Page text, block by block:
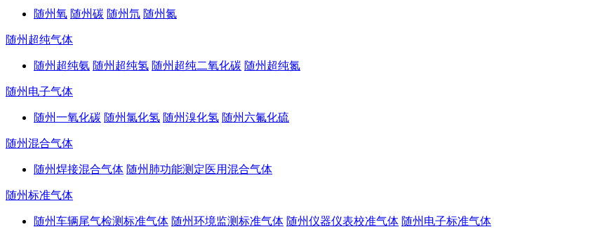
随州氧 随州碳 随州氘 随州氮
随州超纯气体
随州超纯氨 随州超纯氢 随州超纯二氧化碳 随州超纯氮
随州电子气体
随州一氧化碳 随州氯化氢 随州溴化氢 随州六氟化硫
随州混合气体
随州焊接混合气体 随州肺功能测定医用混合气体
随州标准气体
随州车辆尾气检测标准气体 随州环境监测标准气体 随州仪器仪表校准气体 随州电子标准气体